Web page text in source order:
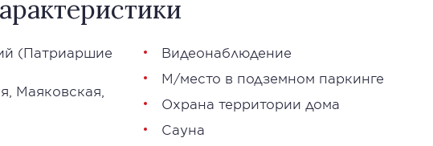
(Патриаршие
Маяковская
Видеонаблюдение
М/место в подземном паркинге
Охрана территории дома
Сауна